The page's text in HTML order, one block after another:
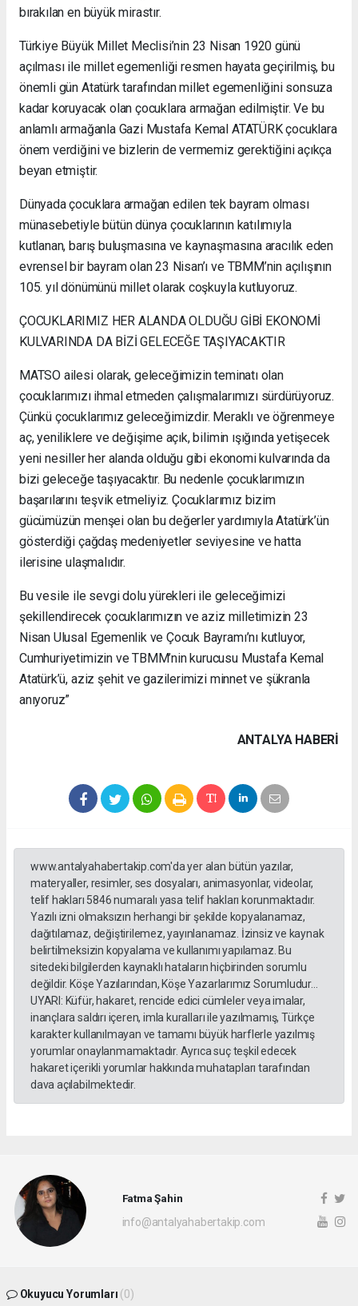
bırakılan en büyük mirastır.
Türkiye Büyük Millet Meclisi’nin 23 Nisan 1920 günü
açılması ile millet egemenliği resmen hayata geçirilmiş, bu
önemli gün Atatürk tarafından millet egemenliğini sonsuza
kadar koruyacak olan çocuklara armağan edilmiştir. Ve bu
anlamlı armağanla Gazi Mustafa Kemal ATATÜRK çocuklara
önem verdiğini ve bizlerin de vermemiz gerektiğini açıkça
beyan etmiştir.
Dünyada çocuklara armağan edilen tek bayram olması
münasebetiyle bütün dünya çocuklarının katılımıyla
kutlanan, barış buluşmasına ve kaynaşmasına aracılık eden
evrensel bir bayram olan 23 Nisan’ı ve TBMM’nin açılışının
105. yıl dönümünü millet olarak coşkuyla kutluyoruz.
ÇOCUKLARIMIZ HER ALANDA OLDUĞU GİBİ EKONOMİ
KULVARINDA DA BİZİ GELECEĞE TAŞIYACAKTIR
MATSO ailesi olarak, geleceğimizin teminatı olan
çocuklarımızı ihmal etmeden çalışmalarımızı sürdürüyoruz.
Çünkü çocuklarımız geleceğimizdir. Meraklı ve öğrenmeye
aç, yeniliklere ve değişime açık, bilimin ışığında yetişecek
yeni nesiller her alanda olduğu gibi ekonomi kulvarında da
bizi geleceğe taşıyacaktır. Bu nedenle çocuklarımızın
başarılarını teşvik etmeliyiz. Çocuklarımız bizim
gücümüzün menşei olan bu değerler yardımıyla Atatürk’ün
gösterdiği çağdaş medeniyetler seviyesine ve hatta
ilerisine ulaşmalıdır.
Bu vesile ile sevgi dolu yürekleri ile geleceğimizi
şekillendirecek çocuklarımızın ve aziz milletimizin 23
Nisan Ulusal Egemenlik ve Çocuk Bayramı’nı kutluyor,
Cumhuriyetimizin ve TBMM’nin kurucusu Mustafa Kemal
Atatürk’ü, aziz şehit ve gazilerimizi minnet ve şükranla
anıyoruz”
ANTALYA HABERİ
www.antalyahabertakip.com'da yer alan bütün yazılar,
materyaller, resimler, ses dosyaları, animasyonlar, videolar,
telif hakları 5846 numaralı yasa telif hakları korunmaktadır.
Yazılı izni olmaksızın herhangi bir şekilde kopyalanamaz,
dağıtılamaz, değiştirilemez, yayınlanamaz. İzinsiz ve kaynak
belirtilmeksizin kopyalama ve kullanımı yapılamaz. Bu
sitedeki bilgilerden kaynaklı hataların hiçbirinden sorumlu
değildir. Köşe Yazılarından, Köşe Yazarlarımız Sorumludur...
UYARI: Küfür, hakaret, rencide edici cümleler veya imalar,
inançlara saldırı içeren, imla kuralları ile yazılmamış, Türkçe
karakter kullanılmayan ve tamamı büyük harflerle yazılmış
yorumlar onaylanmamaktadır. Ayrıca suç teşkil edecek
hakaret içerikli yorumlar hakkında muhatapları tarafından
dava açılabilmektedir.
Fatma Şahin
info@antalyahabertakip.com
Okuyucu Yorumları (0)